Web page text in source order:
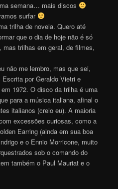
semana… mais discos
surfar
trilha de novela. Quero até
que o dia de hoje não é só
trilhas em geral, de filmes,
não me lembro, mas que sei,
por Geraldo Vietri e
1972. O disco da trilha é uma
para a música italiana, afinal o
italianos (creio eu). A maioria
excessões curiosas, como a
Earring (ainda em sua boa
e o Ennio Morricone, muito
sob o comando do
também o Paul Mauriat e o